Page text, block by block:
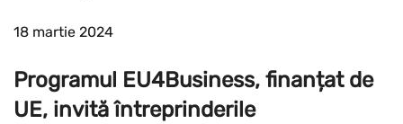
18 martie 2024
Programul EU4Business, finanțat de
UE, invită întreprinderile